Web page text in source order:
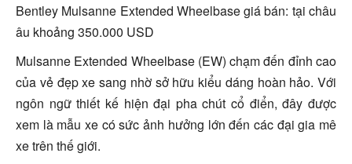
Bentley Mulsanne Extended Wheelbase giá bán: tại châu
âu khoảng 350.000 USD
Mulsanne Extended Wheelbase (EW) chạm đến đỉnh cao
của vẻ đẹp xe sang nhờ sở hữu kiểu dáng hoàn hảo. Với
ngôn ngữ thiết kế hiện đại pha chút cổ điển, đây được
xem là mẫu xe có sức ảnh hưởng lớn đến các đại gia mê
xe trên thế giới.